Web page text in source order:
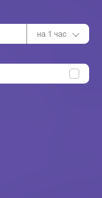
на 1 час